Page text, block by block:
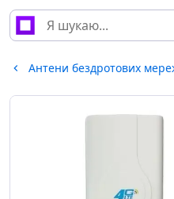
Антени бездротових